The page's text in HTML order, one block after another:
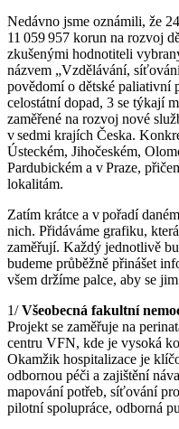
Nedávno jsme oznámili, že
11 059 957 korun na rozvoj
zkušenými hodnotiteli
názvem „Vzdělávání,
povědomí o dětské paliativní
celostátní dopad, 3 se týkají
zaměřené na rozvoj nové
v sedmi krajích Česka.
Ústeckém, Jihočeském,
Pardubickém a v Praze,
lokalitám.
Zatím krátce a v pořadí
nich. Přidáváme grafiku,
zaměřují. Každý jednotlivě
budeme průběžně přinášet
všem držíme palce, aby se
1/Všeobecná fakultní
Projekt se zaměřuje na
centru VFN, kde je vysoká
Okamžik hospitalizace je
odbornou péči a zajištění
mapování potřeb, síťování
pilotní spolupráce, odborná